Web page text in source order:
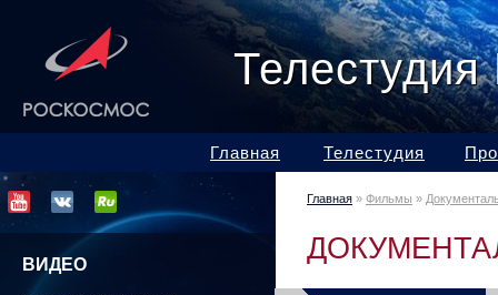
Главная Телестудия
ВИДЕО
Главная » Фильмы »